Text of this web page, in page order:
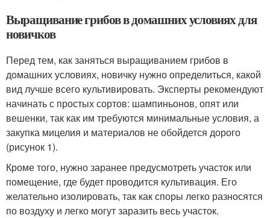
Выращивание грибов в домашних условиях для
новичков
Перед тем, как заняться выращиванием грибов в
домашних условиях, новичку нужно определиться, какой
вид лучше всего культивировать. Эксперты рекомендуют
начинать с простых сортов: шампиньонов, опят или
вешенки, так как им требуются минимальные условия, а
закупка мицелия и материалов не обойдется дорого
(рисунок 1).
Кроме того, нужно заранее предусмотреть участок или
помещение, где будет проводится культивация. Его
желательно изолировать, так как споры легко разносятся
по воздуху и легко могут заразить весь участок.